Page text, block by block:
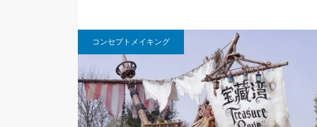
コンセプトメイキング